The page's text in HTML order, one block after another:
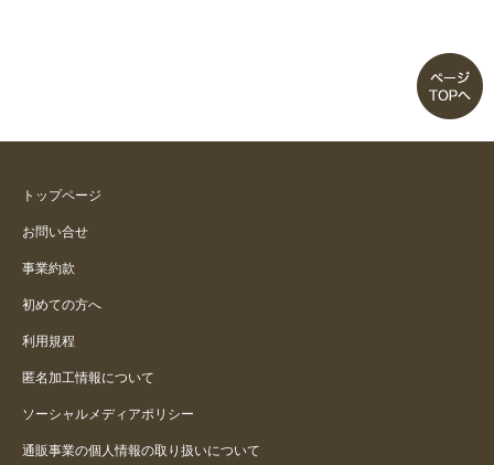
トップページ
お問い合せ
事業約款
初めての方へ
利用規程
匿名加工情報について
ソーシャルメディアポリシー
通販事業の個人情報の取り扱いについて